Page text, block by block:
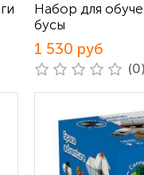
Набор для
бусы
1 530 руб